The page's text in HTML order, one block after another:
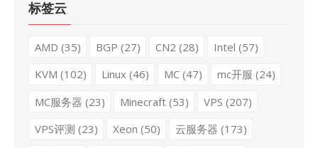
标签云
AMD (35) BGP (27) CN2 (28) Intel (57)
KVM (102) Linux(46) MC(47) mc开服 (24)
MC服务器 (23) Minecraft(53) VPS (207)
VPS评测 (23) Xeon (50) 云服务器 (173)